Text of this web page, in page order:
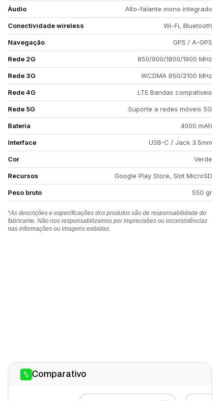
Áudio Alto-falante mono integrado
Conectividade wireless Wi-Fi, Bluetooth
Navegação GPS / A-GPS
Rede 2G 850/900/1800/1900 MHz
Rede 3G WCDMA 850/2100 MHz
Rede 4G LTE Bandas compatíveis
Rede 5G Suporte a redes móveis 5G
Bateria 4000 mAh
Interface USB-C / Jack 3.5mm
Cor Verde
Recursos Google Play Store, Slot MicroSD
Peso bruto 550 gr
*As descrições e especificações dos produtos são de responsabilidade do
fabricante. Não nos responsabilizamos por imprecisões ou inconsistências
nas informações ou imagens exibidas.
Comparativo